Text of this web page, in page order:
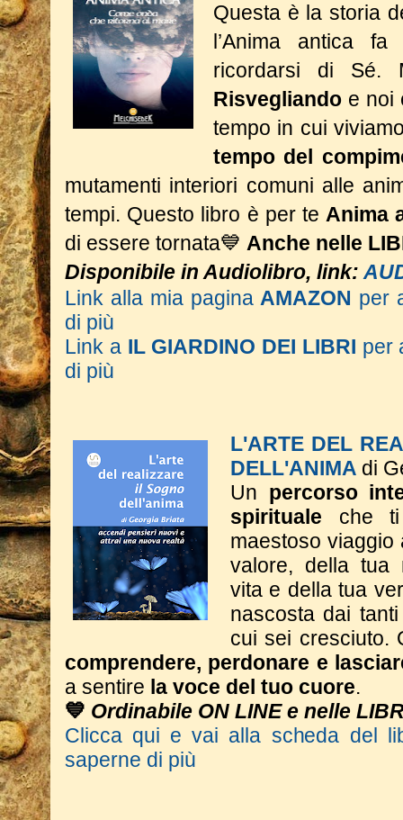
Questa è la storia
l’Anima antica
ricordarsi di Sé.
Risvegliando e noi
tempo in cui
tempo del
mutamenti interiori comuni alle
tempi. Questo libro è per te Anima
di essere tornata💙 Anche nelle
Disponibile in Audiolibro, link:
Link alla mia pagina AMAZON per
di più
Link a IL GIARDINO DEI LIBRI per
di più
L'ARTE DEL
DELL'ANIMA di
Un percorso
spirituale che ti
maestoso viaggio
valore, della tua
vita e della tua
nascosta dai
cui sei cresciuto.
comprendere, perdonare e
a sentire la voce del tuo cuore.
💙 Ordinabile ON LINE e nelle
Clicca qui e vai alla scheda del
saperne di più